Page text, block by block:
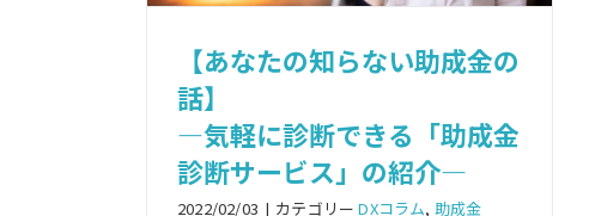
【あなたの知らない助成金の
話】
―気軽に診断できる「助成金
診断サービス」の紹介―
2022/02/03 | カテゴリーDXコラム, 助成金